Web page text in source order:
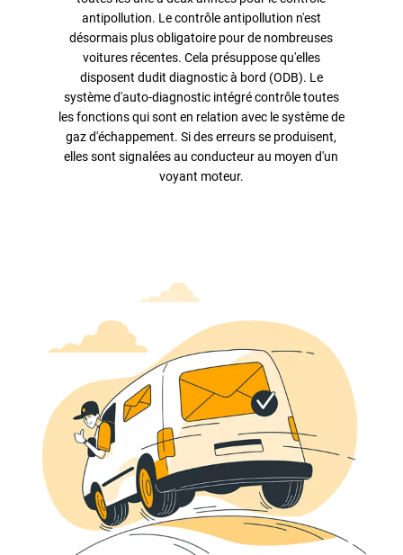
antipollution. Le contrôle antipollution n'est
désormais plus obligatoire pour de nombreuses
voitures récentes. Cela présuppose qu'elles
disposent dudit diagnostic à bord (ODB). Le
système d'auto-diagnostic intégré contrôle toutes
les fonctions qui sont en relation avec le système de
gaz d'échappement. Si des erreurs se produisent,
elles sont signalées au conducteur au moyen d'un
voyant moteur.